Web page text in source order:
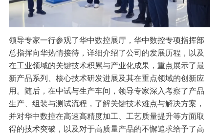
人力资源
领导专家一行参观了华中数控展厅， 华中数控专项指挥部
总指挥向华热情接待， 详细介绍了公司的发展历程，以及
在工业领域的关键技术积累与产业化成果，重点展示了最
新产品系列、核心技术研发进展及其在重点领域的创新应
用。随后，在中试与生产车间，领导专家深入考察了产品
生产、组装与测试流程，了解关键技术难点与解决方案，
并对华中数控在高速高精度加工、工艺质量提升等方面取
得的技术突破，以及对于高质量产品的不懈追求给予了高